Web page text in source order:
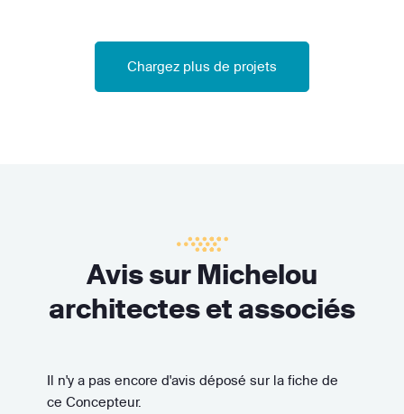
Chargez plus de projets
Avis sur Michelou
architectes et associés
Il n'y a pas encore d'avis déposé sur la fiche de
ce Concepteur.